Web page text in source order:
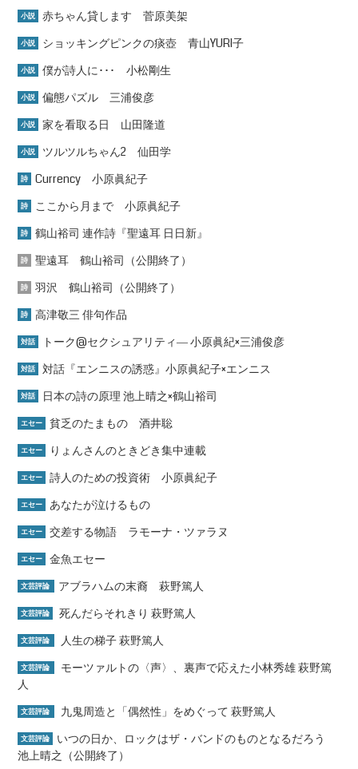
小説 赤ちゃん貸します 菅原美架
小説 ショッキングピンクの痰壺 青山YURI子
小説 僕が詩人に･･･ 小松剛生
小説 偏態パズル 三浦俊彦
小説 家を看取る日 山田隆道
小説 ツルツルちゃん2 仙田学
詩 Currency 小原眞紀子
詩 ここから月まで 小原眞紀子
詩 鶴山裕司 連作詩『聖遠耳 日日新』
詩 聖遠耳 鶴山裕司（公開終了）
詩 羽沢 鶴山裕司（公開終了）
詩 高津敬三 俳句作品
対話 トーク@セクシュアリティ― 小原眞紀×三浦俊彦
対話 対話『エンニスの誘惑』小原眞紀子×エンニス
対話 日本の詩の原理 池上晴之×鶴山裕司
エセー 貧乏のたまもの 酒井聡
エセー りょんさんのときどき集中連載
エセー 詩人のための投資術 小原眞紀子
エセー あなたが泣けるもの
エセー 交差する物語 ラモーナ・ツァラヌ
エセー 金魚エセー
文芸評論 アブラハムの末裔 萩野篤人
文芸評論 死んだらそれきり 萩野篤人
文芸評論 人生の梯子 萩野篤人
文芸評論
モーツァルトの〈声〉、裏声で応えた小林秀雄 萩野篤
人
文芸評論 九鬼周造と「偶然性」をめぐって 萩野篤人
文芸評論
いつの日か、ロックはザ・バンドのものとなるだろう
池上晴之（公開終了）